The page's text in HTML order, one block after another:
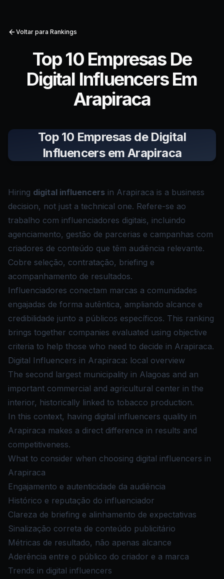
Voltar para Rankings
Top 10 Empresas De
Digital Influencers Em
Arapiraca
Top 10 Empresas de Digital
Influencers em Arapiraca
Hiring digital influencers in Arapiraca is a business
decision, not just a technical one. Refere-se ao
trabalho com influenciadores digitais, incluindo
agenciamento, gestão de parcerias e campanhas com
criadores de conteúdo que têm audiência relevante.
Cobre seleção, contratação, briefing e
acompanhamento de resultados.
Influenciadores conectam marcas a comunidades
engajadas de forma autêntica, ampliando alcance e
credibilidade junto a públicos específicos. This ranking
brings together companies evaluated using objective
criteria to help those who need to decide in Arapiraca.
Digital Influencers in Arapiraca: local overview
The second largest municipality in Alagoas and an
important commercial and agricultural center in the
interior, historically linked to tobacco production.
In this context, having digital influencers quality in
Arapiraca makes a direct difference in results and
competitiveness.
What to consider when choosing digital influencers in
Arapiraca
Engajamento e autenticidade da audiência
Histórico e reputação do influenciador
Clareza de briefing e alinhamento de expectativas
Sinalização correta de conteúdo publicitário
Métricas de resultado, não apenas alcance
Aderência entre o público do criador e a marca
Trends in digital influencers